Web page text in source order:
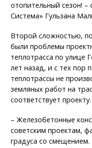
отопительный сезон!
Система» Гульзана
Второй сложностью,
были проблемы
теплотрасса по улице
лет назад, и с тех пор
теплотрассы не
земляных работ на
соответствует проекту.
– Железобетонные
советским проектам,
градуса со